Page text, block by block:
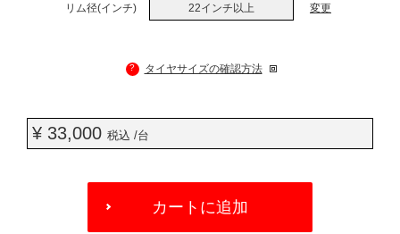
リム径(インチ) 22インチ以上 変更
? タイヤサイズの確認方法
¥ 33,000 税込 /台
OPTIONS
カートに追加